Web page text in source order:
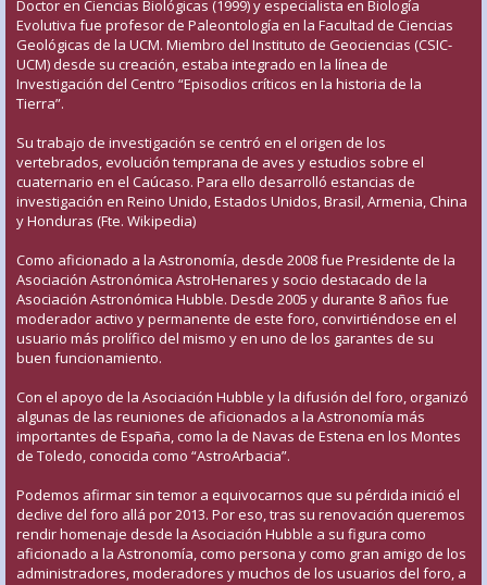
Doctor en Ciencias Biológicas (1999) y especialista en Biología
Evolutiva fue profesor de Paleontología en la Facultad de Ciencias
Geológicas de la UCM. Miembro del Instituto de Geociencias (CSIC-
UCM) desde su creación, estaba integrado en la línea de
Investigación del Centro “Episodios críticos en la historia de la
Tierra”.
Su trabajo de investigación se centró en el origen de los
vertebrados, evolución temprana de aves y estudios sobre el
cuaternario en el Caúcaso. Para ello desarrolló estancias de
investigación en Reino Unido, Estados Unidos, Brasil, Armenia, China
y Honduras (Fte. Wikipedia)
Como aficionado a la Astronomía, desde 2008 fue Presidente de la
Asociación Astronómica AstroHenares y socio destacado de la
Asociación Astronómica Hubble. Desde 2005 y durante 8 años fue
moderador activo y permanente de este foro, convirtiéndose en el
usuario más prolífico del mismo y en uno de los garantes de su
buen funcionamiento.
Con el apoyo de la Asociación Hubble y la difusión del foro, organizó
algunas de las reuniones de aficionados a la Astronomía más
importantes de España, como la de Navas de Estena en los Montes
de Toledo, conocida como “AstroArbacia”.
Podemos afirmar sin temor a equivocarnos que su pérdida inició el
declive del foro allá por 2013. Por eso, tras su renovación queremos
rendir homenaje desde la Asociación Hubble a su figura como
aficionado a la Astronomía, como persona y como gran amigo de los
administradores, moderadores y muchos de los usuarios del foro, a